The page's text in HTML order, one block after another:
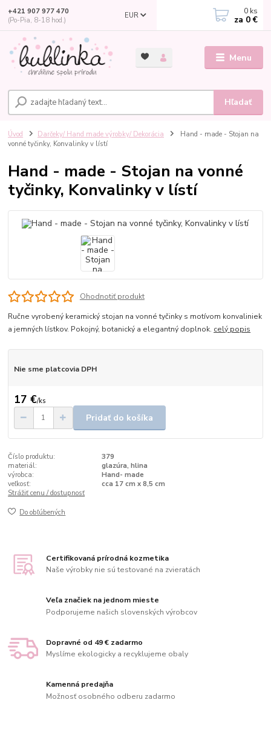
Menu
EUR
Hľadať
+421 907 977 470
(Po-Pia, 8-18 hod.)
0 ks
za 0 €
Úvod Darčeky/ Hand made výrobky/ Dekorácia
Hand - made - Stojan na
vonné tyčinky, Konvalinky v lístí
Hand - made - Stojan na vonné
tyčinky, Konvalinky v lístí
Ohodnotiť produkt
Ručne vyrobený keramický stojan na vonné tyčinky s motívom konvaliniek
a jemných lístkov. Pokojný, botanický a elegantný doplnok. celý popis
Nie sme platcovia DPH
17 €/ks
Pridať do košíka
Číslo produktu:
379
materiál:
glazúra, hlina
výrobca:
Hand- made
veľkosť:
cca 17 cm x 8,5 cm
Strážiť cenu / dostupnosť
Do obľúbených
Certifikovaná prírodná kozmetika
Naše výrobky nie sú testované na zvieratách
Veľa značiek na jednom mieste
Podporujeme našich slovenských výrobcov
Dopravné od 49 € zadarmo
Myslíme ekologicky a recyklujeme obaly
Kamenná predajňa
Možnosť osobného odberu zadarmo